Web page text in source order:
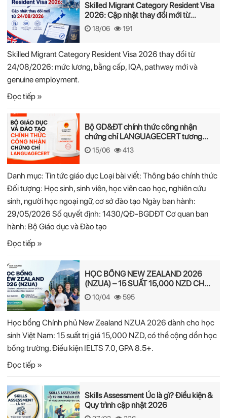
Skilled Migrant Category Resident Visa
2026: Cập nhật thay đổi mới từ
24/08/2026
18/06 191
Skilled Migrant Category Resident Visa 2026 thay đổi từ
24/08/2026: mức lương, bằng cấp, IQA, pathway mới và
genuine employment.
Đọc tiếp »
Bộ GD&ĐT chính thức công nhận
chứng chỉ LANGUAGECERT tương
đương Khung năng lực ngoại ngữ 6
bậc Việt Nam
15/06 413
Danh mục: Tin tức giáo dục Loại bài viết: Thông báo chính thức
Đối tượng: Học sinh, sinh viên, học viên cao học, nghiên cứu
sinh, người học ngoại ngữ, cơ sở đào tạo Ngày ban hành:
29/05/2026 Số quyết định: 1430/QĐ-BGDĐT Cơ quan ban
hành: Bộ Giáo dục và Đào tạo
Đọc tiếp »
HỌC BỔNG NEW ZEALAND 2026
(NZUA) – 15 SUẤT 15,000 NZD CHO
HỌC SINH VIỆT NAM
10/04 595
Học bổng Chính phủ New Zealand NZUA 2026 dành cho học
sinh Việt Nam: 15 suất trị giá 15,000 NZD, có thể cộng dồn học
bổng trường. Điều kiện IELTS 7.0, GPA 8.5+.
Đọc tiếp »
Skills Assessment Úc là gì? Điều kiện &
Quy trình cập nhật 2026